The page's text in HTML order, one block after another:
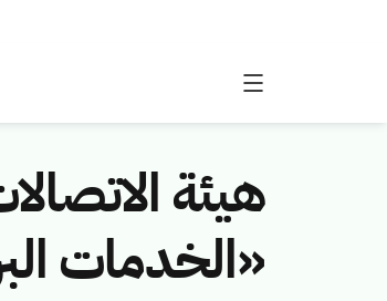
هيئة
«الخدمات